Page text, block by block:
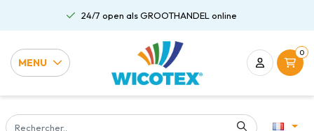
24/7 open als GROOTHANDEL online
MENU
0